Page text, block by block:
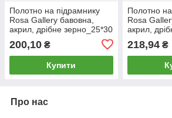
Полотно на підрамнику
Rosa Gallery бавовна,
акрил, дрібне зерно_25*30
200,10 ₴
Купити
Полотно
Rosa
акрил,
218,94₴
Про нас